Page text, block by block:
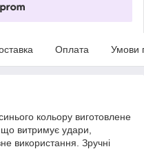
Оплата Умови
кольору виготовлене
що витримує удари,
використання. Зручні